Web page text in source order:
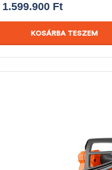
1.599.900 Ft
KOSÁRBA TESZEM